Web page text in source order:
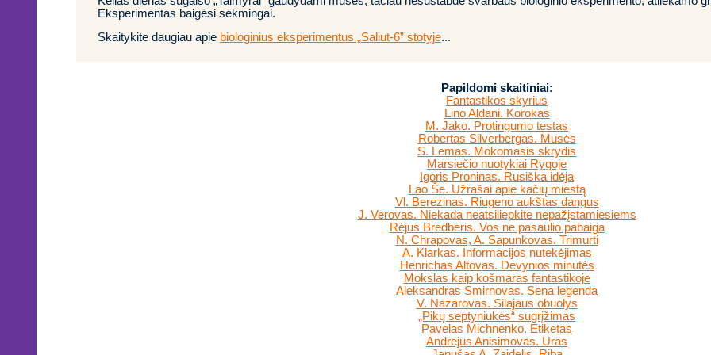
Eksperimentas baigėsi sėkmingai.
Skaitykite daugiau apie biologinius eksperimentus „Saliut-6” stotyje...
Papildomi skaitiniai:
Fantastikos skyrius
Lino Aldani. Korokas
M. Jako. Protingumo testas
Robertas Silverbergas. Musės
S. Lemas. Mokomasis skrydis
Marsiečio nuotykiai Rygoje
Igoris Proninas. Rusiška idėja
Lao Še. Užrašai apie kačių miestą
Vl. Berezinas. Riugeno aukštas dangus
J. Verovas. Niekada neatsiliepkite nepažįstamiesiems
Rėjus Bredberis. Vos ne pasaulio pabaiga
N. Chrapovas, A. Sapunkovas. Trimurti
A. Klarkas. Informacijos nutekėjimas
Henrichas Altovas. Devynios minutės
Mokslas kaip košmaras fantastikoje
Aleksandras Smirnovas. Sena legenda
V. Nazarovas. Silajaus obuolys
„Pikų septyniukės“ sugrįžimas
Pavelas Michnenko. Etiketas
Andrejus Anisimovas. Uras